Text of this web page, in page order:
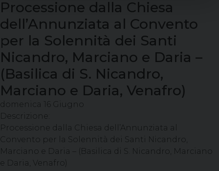
Processione dalla Chiesa
dell’Annunziata al Convento
per la Solennità dei Santi
Nicandro, Marciano e Daria –
(Basilica di S. Nicandro,
Marciano e Daria, Venafro)
domenica 16 Giugno
Descrizione:
Processione dalla Chiesa dell’Annunziata al
Convento per la Solennità dei Santi Nicandro,
Marciano e Daria – (Basilica di S. Nicandro, Marciano
e Daria, Venafro)